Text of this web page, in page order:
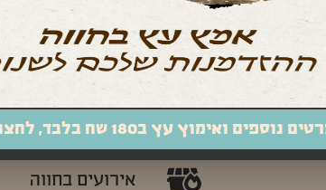
חאן מגלן - מתחם
גן עדן - מתחם
לסדנאות/קבוצות
אירועים בחווה
נוספים ואימוץ עץ ב180 שח בלבד, לחצו כאן>>